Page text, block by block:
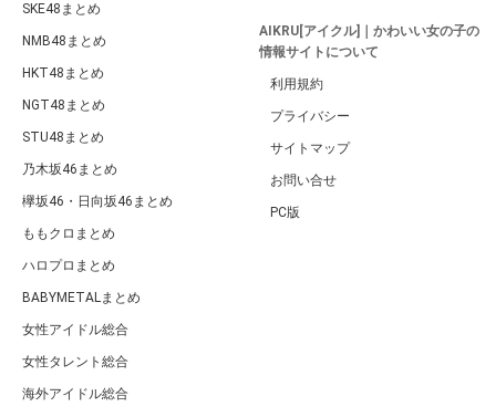
SKE48まとめ
NMB48まとめ
HKT48まとめ
NGT48まとめ
STU48まとめ
乃木坂46まとめ
欅坂46・日向坂46まとめ
ももクロまとめ
ハロプロまとめ
BABYMETALまとめ
女性アイドル総合
女性タレント総合
海外アイドル総合
AIKRU[アイクル]｜かわいい女の子の
情報サイトについて
利用規約
プライバシー
サイトマップ
お問い合せ
PC版